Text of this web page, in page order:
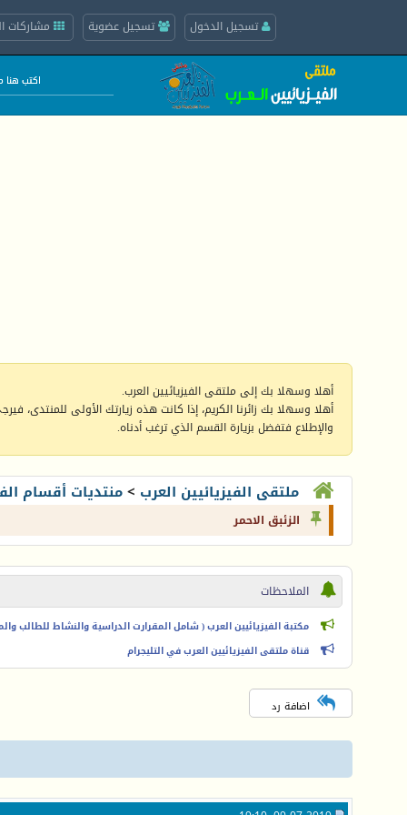
تسجيل الدخول تسجيل عضوية مشاركات
أهلا وسهلا بك إلى ملتقى الفيزيائيين العرب.
أهلا وسهلا بك زائرنا الكريم، إذا كانت هذه زيارتك الأولى للمنتدى،
والإطلاع فتفضل بزيارة القسم الذي ترغب أدناه.
ملتقى الفيزيائيين العرب >منتديات أقسام
الزئبق الاحمر
الملاحظات
مكتبة الفيزيائيين العرب ( شامل المقرارت الدراسية والنشاط للطالب
قناة ملتقى الفيزيائيين العرب في التليجرام
اضافة رد